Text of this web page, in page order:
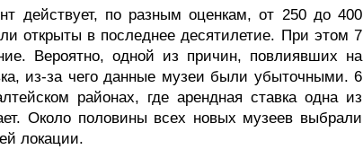
действует, по разным оценкам, от 250 до 400
открыты в последнее десятилетие. При этом 7
Вероятно, одной из причин, повлиявших на
из-за чего данные музеи были убыточными. 6
районах, где арендная ставка одна из
Около половины всех новых музеев выбрали
локации.